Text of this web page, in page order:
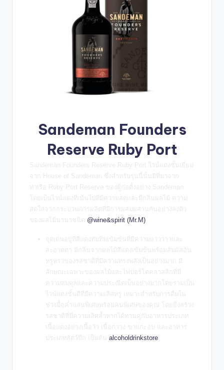
Sandeman Founders
Reserve Ruby Port
Sandeman Founders Reserve Ruby Port
ไวน์แดงชั้นเยี่ยม
จาก House of Sandeman ซึ่งสำหรับรุ่นนี้นั้นมีที่มาจาก
ท่าเรือ Ruby Port Reserve ของผู้ก่อตั้งอย่าง Sandeman
โดยเป็นไวน์แดงที่เน้นไปที่มีความสดและมีกลิ่นผลไม้ ความ
สดใสจากกระบวนการผลิตที่มีการผสมผสานกันอย่างลงตัว
ของผลไม้นานาชนิด @wine&spirit (Mr.M)
จุดเด่นอยู่ที่สีแดงทับทิมเข้มข้นที่มีความแวววาวและ
สะอาดตา มีกลิ่นจากผลไม้สีแดงเข้มข้นพร้อมสัมผัสอัน
หรูหราของรสชาติที่มีความทรงพลังเป็นอย่างมาก มี
ลักษณะเฉพาะของผลไม้และไฟปอร์โตคลาสสิกที่มี
ความสมดุลและความประณีตเป็นอย่างมากโดยรวมเป็น
ไวน์แดงชั้นดีที่มีความเลิศหรู เหมาะสำหรับการดื่มใน
ช่วงมื้อค่ำแสนพิเศษพร้อมคนพิเศษของคุณ โดยยิ่งสร้าง
รสชาติที่มีความเลิศล้ำหากได้ทานคู่กับอาหารประเภท
เนื้อแดงอย่างเนื้อวัว เนื้อกวาง ขาแกะอบ และอาหาร
ประเภทสัตว์ปีก เป็นต้น alcoholdrinkstore